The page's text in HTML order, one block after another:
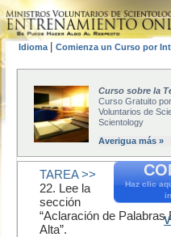
Idioma Comienza un Curso por
Curso sobre la
Curso Gratuito
Voluntarios de
Scientology
Averigua más »
Haz clic
TAREA >>
22. Lee la
sección
“Aclaración de
Alta”.